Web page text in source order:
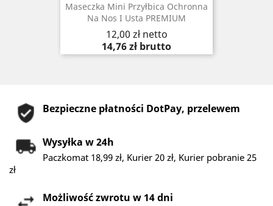
Maseczka Mini Przyłbica Ochronna
Na Nos I Usta PREMIUM
Cena
12,00 zł netto
14,76 zł brutto
Bezpieczne płatności DotPay, przelewem
Wysyłka w 24h
Paczkomat 18,99 zł, Kurier 20 zł, Kurier pobranie 25
zł
Możliwość zwrotu w 14 dni